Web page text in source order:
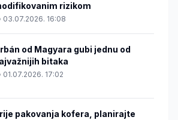
rizikom
03.07.2026. 16:08
od Magyara gubi jednu od
bitaka
01.07.2026. 17:02
pakovanja kofera, planirajte